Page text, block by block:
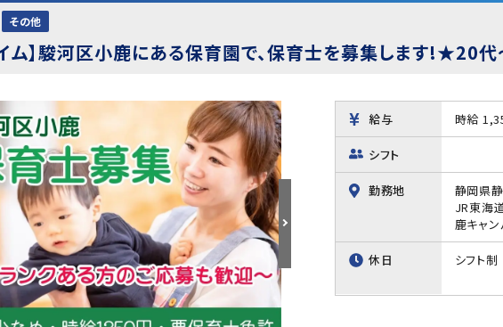
その他
イム】駿河区小鹿にある保育園で、保育士を募集します
給与 時給
シフト
勤務地
静岡県
JR東海
鹿キャ
休日 シフト制